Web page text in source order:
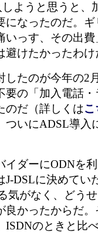
ようと思うと、
になったのだ。
いっす、その出
避けたかったわけ
たのが今年の2
要の「加入電話
のだ（詳しくはこ
ついにADSL導入
ダーにODNを
J-DSLに決めてい
気がなく、どう
良かったからだ
ISDNのときと比